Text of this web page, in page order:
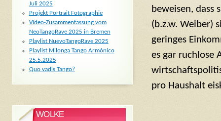
beweisen, dass
(b.z.w. Weiber)
geringes
es gar ruchlose
pro Haushalt
Juli 2025
Projekt Portrait Fotographie
Video-Zusammenfassung vom
NeoTangoRave 2025 in Bremen
Playlist NuevoTangoRave 2025
Playlist Milonga Tango Armónico
25.5.2025
Quo vadis Tango?
WOLKE